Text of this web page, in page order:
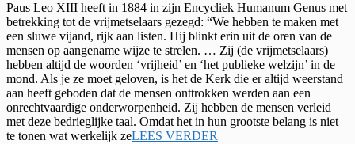
03
Paus Leo XIII heeft in 1884 in zijn Encycliek Humanum Genus met
betrekking tot de vrijmetselaars gezegd: “We hebben te maken met
een sluwe vijand, rijk aan listen. Hij blinkt erin uit de oren van de
mensen op aangename wijze te strelen. … Zij (de vrijmetselaars)
hebben altijd de woorden ‘vrijheid’ en ‘het publieke welzijn’ in de
mond. Als je ze moet geloven, is het de Kerk die er altijd weerstand
aan heeft geboden dat de mensen onttrokken werden aan een
onrechtvaardige onderworpenheid. Zij hebben de mensen verleid
met deze bedrieglijke taal. Omdat het in hun grootste belang is niet
te tonen wat werkelijk zeLEES VERDER